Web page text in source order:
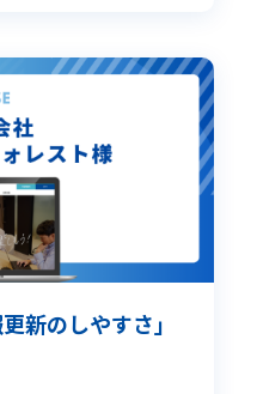
新のしやすさ」